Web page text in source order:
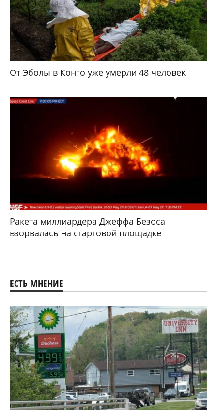
От Эболы в Конго уже умерли 48 человек
Ракета миллиардера Джеффа Безоса
взорвалась на стартовой площадке
ЕСТЬ МНЕНИЕ